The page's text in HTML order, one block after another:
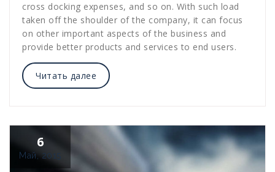
cross docking expenses, and so on. With such load
taken off the shoulder of the company, it can focus
on other important aspects of the business and
provide better products and services to end users.
Читать далее
6
Май, 2015